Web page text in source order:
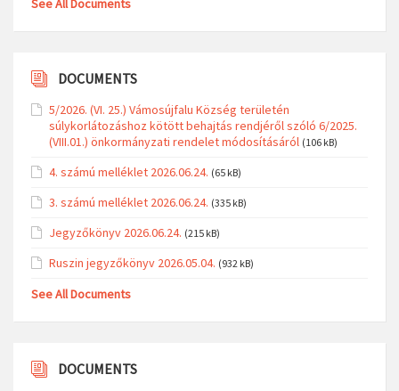
See All Documents
DOCUMENTS
5/2026. (VI. 25.) Vámosújfalu Község területén
súlykorlátozáshoz kötött behajtás rendjéről szóló 6/2025.
(VIII.01.) önkormányzati rendelet módosításáról (106 kB)
4. számú melléklet 2026.06.24. (65 kB)
3. számú melléklet 2026.06.24. (335 kB)
Jegyzőkönyv 2026.06.24. (215 kB)
Ruszin jegyzőkönyv 2026.05.04. (932 kB)
See All Documents
DOCUMENTS